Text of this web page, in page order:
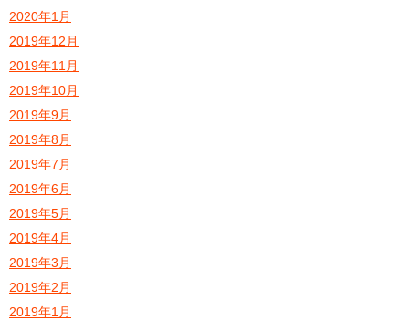
2020年1月
2019年12月
2019年11月
2019年10月
2019年9月
2019年8月
2019年7月
2019年6月
2019年5月
2019年4月
2019年3月
2019年2月
2019年1月